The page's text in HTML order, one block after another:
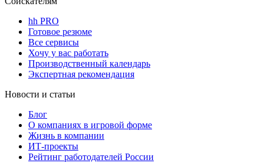
hh PRO
Готовое резюме
Все сервисы
Хочу у вас работать
Производственный календарь
Экспертная рекомендация
Новости и статьи
Блог
О компаниях в игровой форме
Жизнь в компании
ИТ-проекты
Рейтинг работодателей России